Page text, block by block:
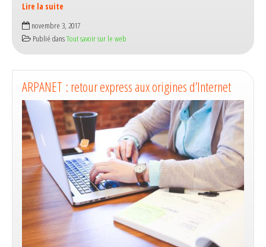
Lire la suite
Popularité
de
Google
:
les
statistiques
en
2017
novembre 3, 2017
Publié dansTout savoir sur le web
ARPANET : retour express aux origines d’Internet